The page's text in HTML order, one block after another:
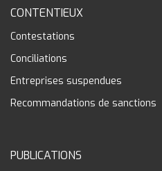
CONTENTIEUX
Contestations
Conciliations
Entreprises suspendues
Recommandations de sanctions
PUBLICATIONS